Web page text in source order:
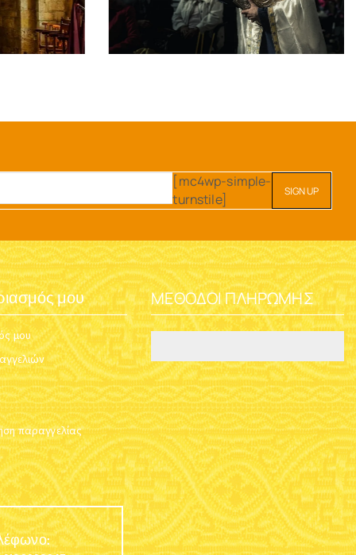
[mc4wp-simple-
turnstile]
μου
μου
παραγγελίας
ΜΈΘΟΔΟΙ ΠΛΗΡΩΜΉΣ